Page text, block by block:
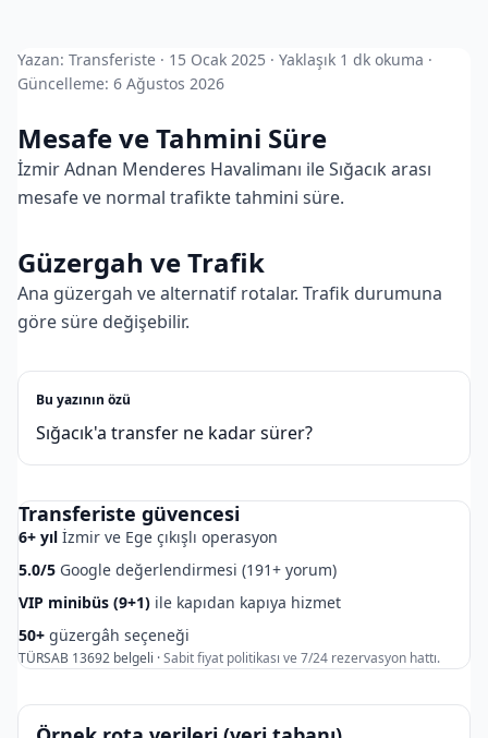
Yazan: Transferiste · 15 Ocak 2025 · Yaklaşık 1 dk okuma ·
Güncelleme: 6 Ağustos 2026
Mesafe ve Tahmini Süre
İzmir Adnan Menderes Havalimanı ile Sığacık arası
mesafe ve normal trafikte tahmini süre.
Güzergah ve Trafik
Ana güzergah ve alternatif rotalar. Trafik durumuna
göre süre değişebilir.
Bu yazının özü
Sığacık'a transfer ne kadar sürer?
Transferiste güvencesi
6+ yıl İzmir ve Ege çıkışlı operasyon
5.0/5 Google değerlendirmesi (191+ yorum)
VIP minibüs (9+1) ile kapıdan kapıya hizmet
50+ güzergâh seçeneği
TÜRSAB 13692 belgeli ·Sabit fiyat politikası ve 7/24 rezervasyon hattı.